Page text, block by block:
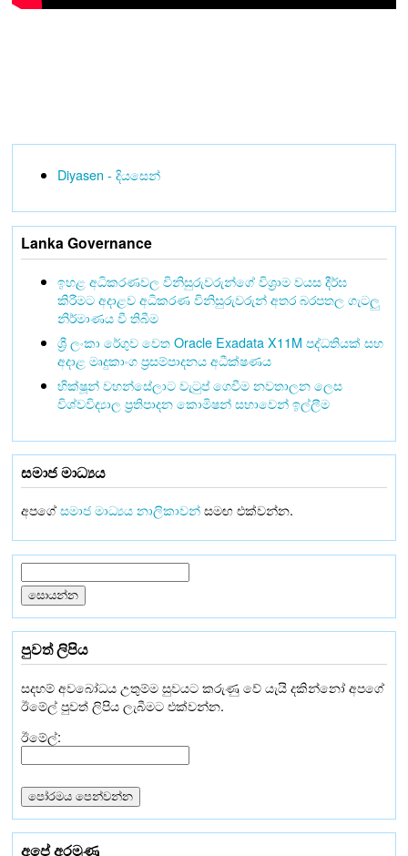
Diyasen - දියසෙන්
Lanka Governance
ඉහළ අධිකරණවල විනිසුරුවරුන්ගේ විශ්‍රාම වයස දීර්ඝ
කිරීමට අදාළව අධිකරණ විනිසුරුවරුන් අතර බරපතල ගැටලු
නිර්මාණය වී තිබීම
ශ්‍රී ලංකා රේගුව වෙත Oracle Exadata X11M පද්ධතියක් සහ
අදාළ මෘදුකාංග ප්‍රසම්පාදනය අධීක්ෂණය
භික්ෂූන් වහන්සේලාට වැටුප් ගෙවීම නවතාලන ලෙස
විශ්වවිද්‍යාල ප්‍රතිපාදන කොමිෂන් සභාවෙන් ඉල්ලීම
සමාජ මාධ්‍යය
අපගේසමාජ මාධ්‍යය නාලිකාවන්සමඟ එක්වන්න.
පුවත් ලිපිය
සදහම් අවබෝධය උතුම්ම සුවයට කරුණු වේ යැයි දකින්නෝ අපගේ
ඊමේල් පුවත් ලිපිය ලැබීමට එක්වන්න.
ඊමේල්:
අපේ අරමුණු